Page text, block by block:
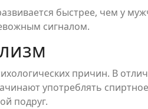
быстрее, чем у
сигналом.
причин. В
употреблять спиртное
подруг.